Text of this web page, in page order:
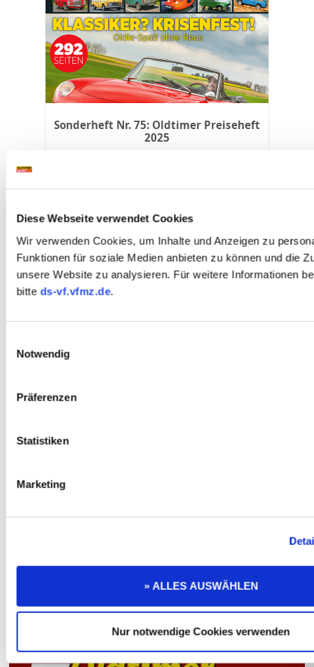
Diese Webseite verwendet Cookies
Wir verwenden Cookies, um Inhalte und Anzeigen zu
Funktionen für soziale Medien anbieten zu können und die
unsere Website zu analysieren. Für weitere Informationen
bitte ds-vf.vfmz.de.
Notwendig
Präferenzen
Statistiken
Marketing
» ALLES AUSWÄHLEN
Nur notwendige Cookies verwenden
OLDTIMER MARKT EDITION
Restaurieren Extrem 2025